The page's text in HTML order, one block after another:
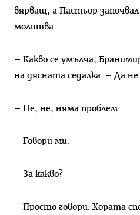
вярващ, а Пастьор започвал
молитва.
– Какво се умълча,
на дясната седалка. – Да не
– Не, не, няма проблем…
– Говори ми.
– За какво?
– Просто говори. Хората